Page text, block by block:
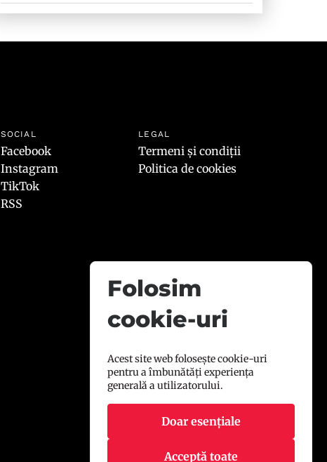
SOCIAL
Facebook
Instagram
TikTok
RSS
LEGAL
Termeni și condiții
Politica de cookies
Folosim
cookie-uri
Acest site web folosește cookie-uri
pentru a îmbunătăți experiența
generală a utilizatorului.
Doar esențiale
Acceptă toate